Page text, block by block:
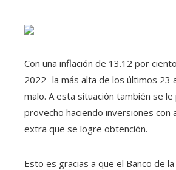
Con una inflación de 13.12 por
2022 -la más alta de los últimos 23
malo. A esta situación también se
provecho haciendo inversiones con
extra que se logre obtención.
Esto es gracias a que el Banco de la